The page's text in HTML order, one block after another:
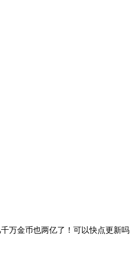
万金币也两亿了！可以快点更新吗